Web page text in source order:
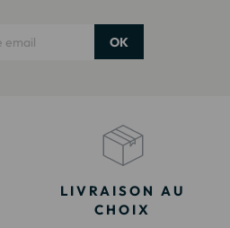
OK
LIVRAISON AU
CHOIX